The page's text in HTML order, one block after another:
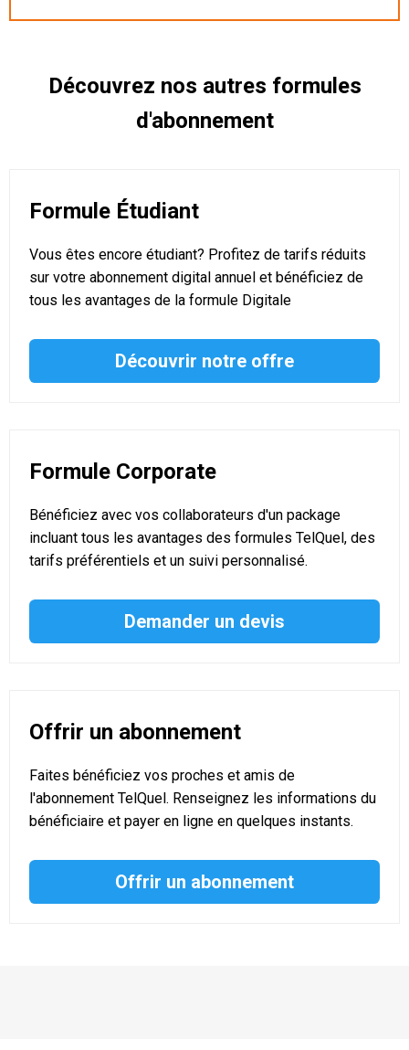
Des informations confidentielles résérvées aux
Découvrez nos autres formules
d'abonnement
Formule Étudiant
Vous êtes encore étudiant? Profitez de tarifs réduits
sur votre abonnement digital annuel et bénéficiez de
tous les avantages de la formule Digitale
Découvrir notre offre
Formule Corporate
Bénéficiez avec vos collaborateurs d'un package
incluant tous les avantages des formules TelQuel, des
tarifs préférentiels et un suivi personnalisé.
Demander un devis
Offrir un abonnement
Faites bénéficiez vos proches et amis de
l'abonnement TelQuel. Renseignez les informations du
bénéficiaire et payer en ligne en quelques instants.
Offrir un abonnement